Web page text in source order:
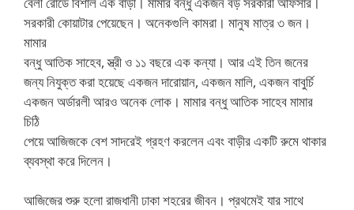
সরকারী কোয়াটার পেয়েছেন। অনেকগুলি কামরা। মানুষ মাত্র ৩ জন।
মামার
বন্ধু আতিক সাহেব, স্ত্রী ও ১১ বছরে এক কন্যা। আর এই তিন জনের
জন্য নিযুক্ত করা হয়েছে একজন দারোয়ান, একজন মালি, একজন বাবুর্চি
একজন অর্ডারলী আরও অনেক লোক। মামার বন্ধু আতিক সাহেব মামার
চিঠি
পেয়ে আজিজকে বেশ সাদরেই গ্রহণ করলেন এবং বাড়ীর একটি রুমে থাকার
ব্যবস্থা করে দিলেন।
আজিজের শুরু হলো রাজধানী ঢাকা শহরের জীবন। প্রথমেই যার সাথে